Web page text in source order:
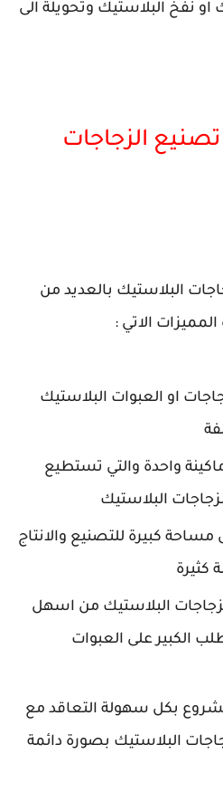
او نفخ البلاستيك وتحويلة الى
الزجاجات
البلاستيك بالعديد من
الاتي :
او العبوات البلاستيك
واحدة والتي تستطيع
البلاستيك
مساحة كبيرة للتصنيع والانتاج
كثيرة
البلاستيك من اسهل
الكبير على العبوات
بكل سهولة التعاقد مع
البلاستيك بصورة دائمة